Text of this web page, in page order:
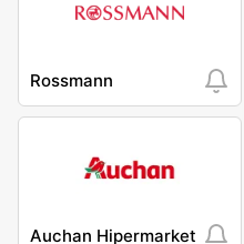
Rossmann
Auchan Hipermarket